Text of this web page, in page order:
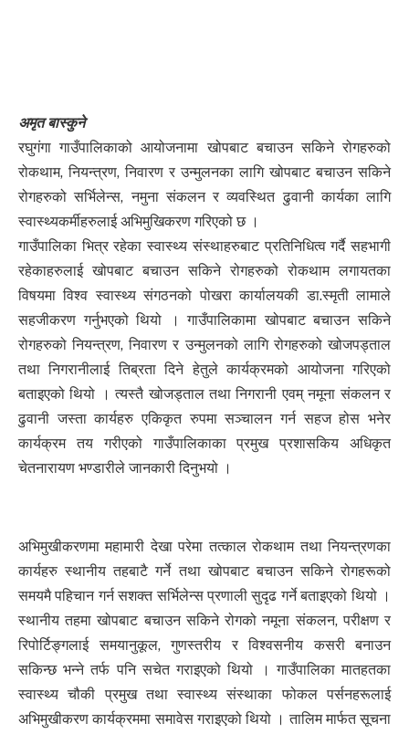
अमृत बास्कुने
रघुगंगा गाउँपालिकाको आयोजनामा खोपबाट बचाउन सकिने रोगहरुको
रोकथाम, नियन्त्रण, निवारण र उन्मुलनका लागि खोपबाट बचाउन सकिने
रोगहरुको सर्भिलेन्स, नमुना संकलन र व्यवस्थित ढुवानी कार्यका लागि
स्वास्थ्यकर्मीहरुलाई अभिमुखिकरण गरिएको छ ।
गाउँपालिका भित्र रहेका स्वास्थ्य संस्थाहरुबाट प्रतिनिधित्व गर्दै सहभागी
रहेकाहरुलाई खोपबाट बचाउन सकिने रोगहरुको रोकथाम लगायतका
विषयमा विश्व स्वास्थ्य संगठनको पोखरा कार्यालयकी डा.स्मृती लामाले
सहजीकरण गर्नुभएको थियो । गाउँपालिकामा खोपबाट बचाउन सकिने
रोगहरुको नियन्त्रण, निवारण र उन्मुलनको लागि रोगहरुको खोजपड्ताल
तथा निगरानीलाई तिब्रता दिने हेतुले कार्यक्रमको आयोजना गरिएको
बताइएको थियो । त्यस्तै खोजड्ताल तथा निगरानी एवम् नमूना संकलन र
ढुवानी जस्ता कार्यहरु एकिकृत रुपमा सञ्चालन गर्न सहज होस भनेर
कार्यक्रम तय गरीएको गाउँपालिकाका प्रमुख प्रशासकिय अधिकृत
चेतनारायण भण्डारीले जानकारी दिनुभयो ।
अभिमुखीकरणमा महामारी देखा परेमा तत्काल रोकथाम तथा नियन्त्रणका
कार्यहरु स्थानीय तहबाटै गर्ने तथा खोपबाट बचाउन सकिने रोगहरूको
समयमै पहिचान गर्न सशक्त सर्भिलेन्स प्रणाली सुदृढ गर्ने बताइएको थियो ।
स्थानीय तहमा खोपबाट बचाउन सकिने रोगको नमूना संकलन, परीक्षण र
रिपोर्टिङ्गलाई समयानुकूल, गुणस्तरीय र विश्वसनीय कसरी बनाउन
सकिन्छ भन्ने तर्फ पनि सचेत गराइएको थियो । गाउँपालिका मातहतका
स्वास्थ्य चौकी प्रमुख तथा स्वास्थ्य संस्थाका फोकल पर्सनहरूलाई
अभिमुखीकरण कार्यक्रममा समावेस गराइएको थियो । तालिम मार्फत सूचना